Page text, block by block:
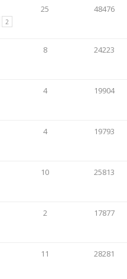
2
25 48476
8 24223
4 19904
4 19793
10 25813
2 17877
11 28281